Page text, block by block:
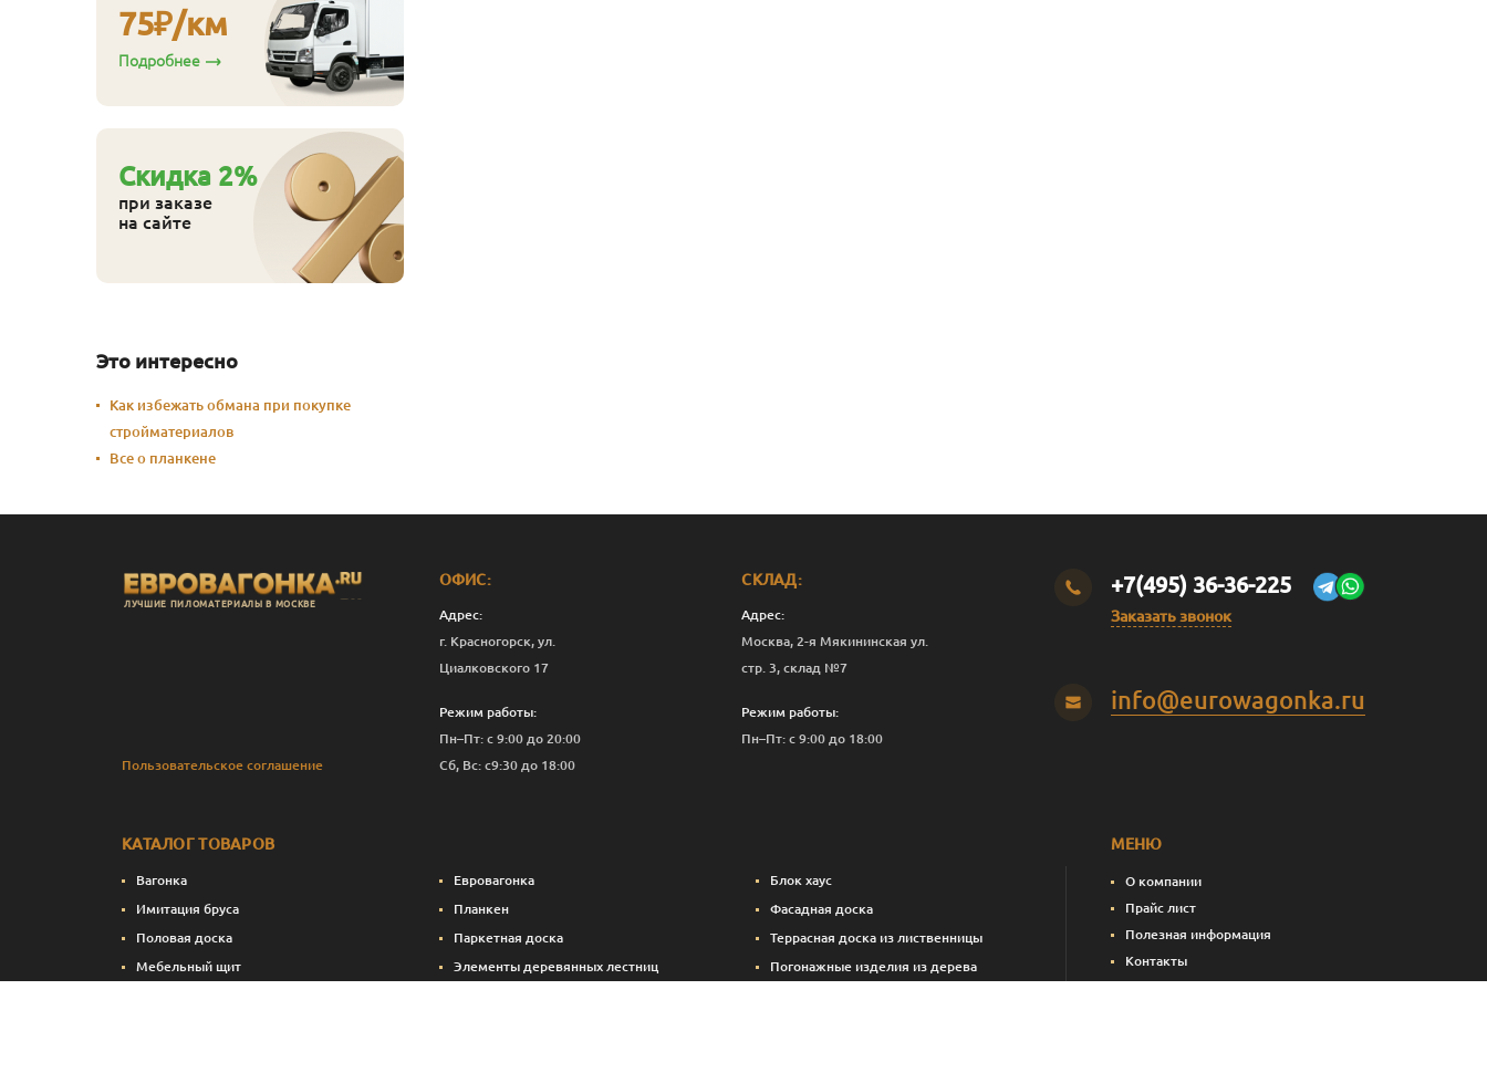
75₽/км
Подробнее
Cкидка 2%
при заказе
на сайте
Это интересно
Как избежать обмана при покупке
стройматериалов
Все о планкене
ЛУЧШИЕ ПИЛОМАТЕРИАЛЫ В МОСКВЕ
Пользовательское соглашение
ОФИС:
Адрес:
г. Красногорск, ул.
Циалковского 17
Режим работы:
Пн–Пт: с 9:00 до 20:00
Сб, Вс: с9:30 до 18:00
СКЛАД:
Адрес:
Москва, 2-я Мякининская ул.
стр. 3, склад №7
Режим работы:
Пн–Пт: с 9:00 до 18:00
+7(495) 36-36-225
Заказать звонок
info@eurowagonka.ru
КАТАЛОГ ТОВАРОВ
Вагонка Евровагонка
Блок хаус
Имитация бруса
Планкен
Фасадная доска
Половая доска
Паркетная доска
Террасная доска из лиственницы
Мебельный щит
Элементы деревянных лестниц
Погонажные изделия из дерева
МЕНЮ
О компании
Прайс лист
Полезная информация
Контакты